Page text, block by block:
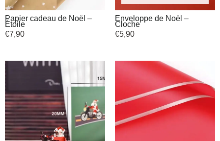
Papier cadeau de Noël –
Étoile
€7,90
Enveloppe de Noël –
Cloche
€5,90